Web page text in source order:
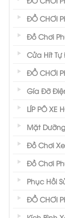
ĐỒ CHƠI
Đồ Chơi
Cửa Hít
ĐỒ CHƠI
Gía Đỡ
LÍP PÔ XE
Mặt
Đồ Chơi
Đồ Chơi
Phục Hồi
ĐỒ CHƠI